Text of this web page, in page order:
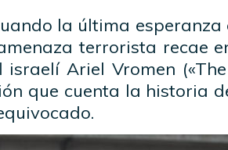
la última
terrorista recae
israelí Ariel Vromen
que cuenta la historia